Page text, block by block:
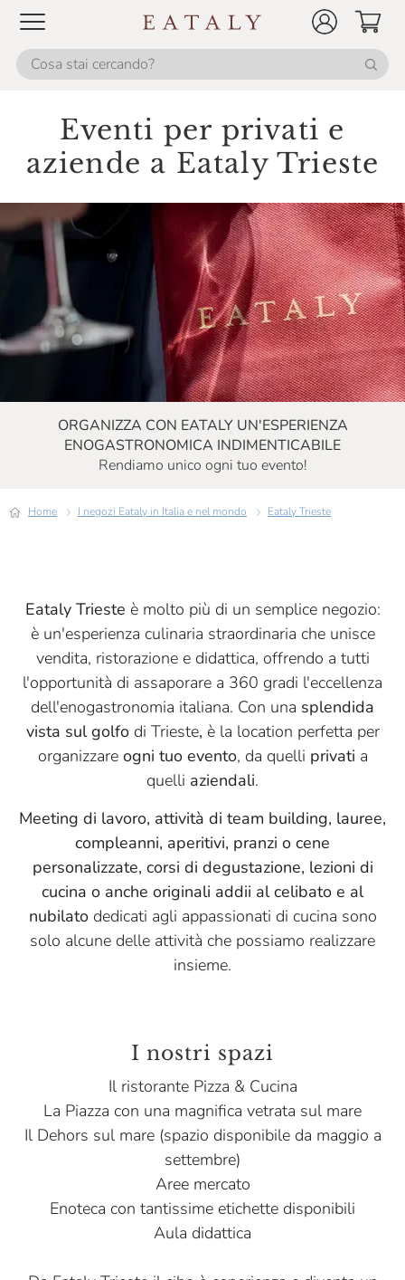
Eventi per privati e
aziende a Eataly Trieste
ORGANIZZA CON EATALY UN'ESPERIENZA
ENOGASTRONOMICA INDIMENTICABILE
Rendiamo unico ogni tuo evento!
Home I negozi Eataly in Italia e nel mondo Eataly Trieste
Eataly Trieste è molto più di un semplice negozio:
è un'esperienza culinaria straordinaria che unisce
vendita, ristorazione e didattica, offrendo a tutti
l'opportunità di assaporare a 360 gradi l'eccellenza
dell'enogastronomia italiana. Con una splendida
vista sul golfo di Trieste, è la location perfetta per
organizzare ogni tuo evento, da quelli privati a
quelli aziendali.
Meeting di lavoro, attività di team building, lauree,
compleanni, aperitivi, pranzi o cene
personalizzate, corsi di degustazione, lezioni di
cucina o anche originali addii al celibato e al
nubilatodedicati agli appassionati di cucina sono
solo alcune delle attività che possiamo realizzare
insieme.
I nostri spazi
Il ristorante Pizza & Cucina
La Piazza con una magnifica vetrata sul mare
Il Dehors sul mare (spazio disponibile da maggio a
settembre)
Aree mercato
Enoteca con tantissime etichette disponibili
Aula didattica